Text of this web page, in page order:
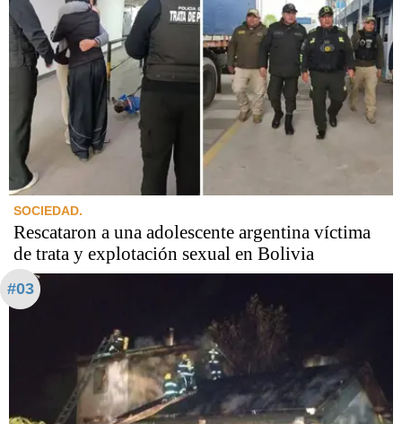
SOCIEDAD.
Rescataron a una adolescente argentina víctima
de trata y explotación sexual en Bolivia
#03